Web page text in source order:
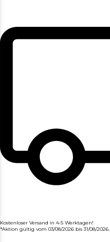
Kostenloser Versand in 4-5 Werktagen!
*Aktion gültig vom 03/08/2026 bis 31/08/2026.